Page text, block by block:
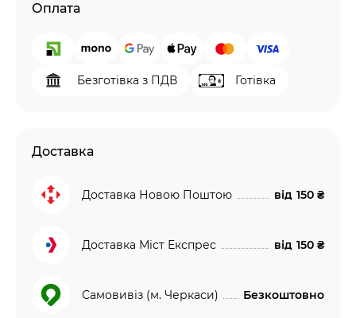
Оплата
Безготівка з ПДВ Готівка
Доставка
Доставка Новою Поштою від 150 ₴
Доставка Міст Експрес від 150 ₴
Самовивіз (м. Черкаси) Безкоштовно